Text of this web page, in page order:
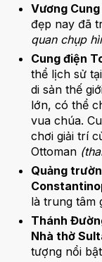
Vương
đẹp nay đã
quan chụp
Cung điện
thể lịch sử
di sản thế
lớn, có thể
vua chúa.
chơi giải trí
Ottoman
Quảng
là trung tâm
Thánh
Nhà thờ
tượng nổi